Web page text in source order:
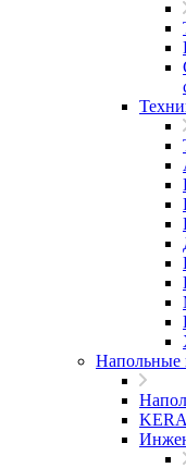
Напольные